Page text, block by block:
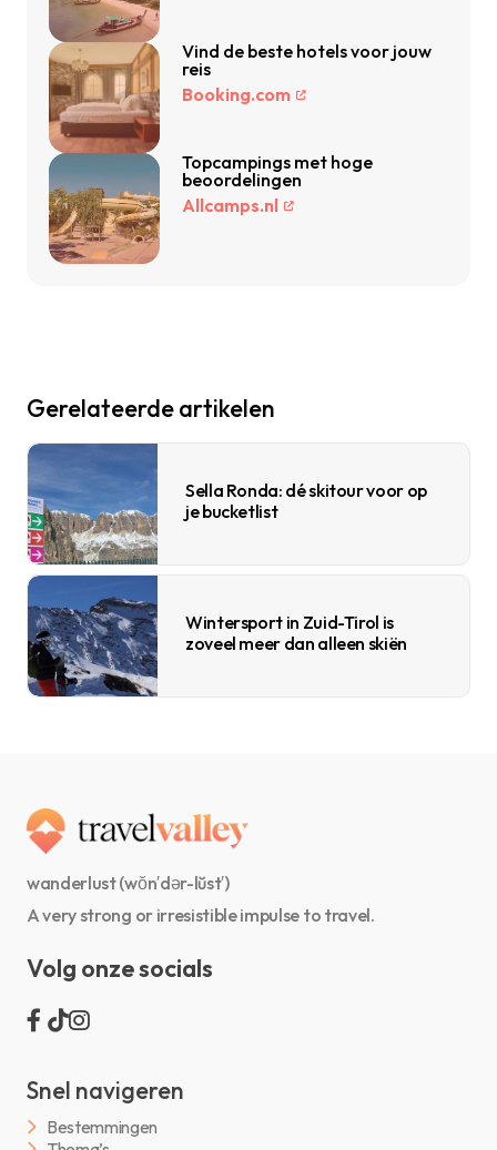
Vind de beste hotels voor jouw
reis
Booking.com
Topcampings met hoge
beoordelingen
Allcamps.nl
Gerelateerde artikelen
Sella Ronda: dé skitour voor op
je bucketlist
Wintersport in Zuid-Tirol is
zoveel meer dan alleen skiën
wanderlust (wŏn′dər-lŭst′)
A very strong or irresistible impulse to travel.
Volg onze socials
Snel navigeren
Bestemmingen